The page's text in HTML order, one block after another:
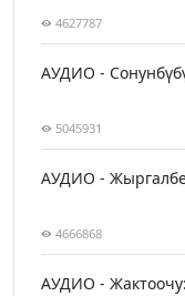
4627787
АУДИО -
5045931
АУДИО -
4666868
АУДИО -